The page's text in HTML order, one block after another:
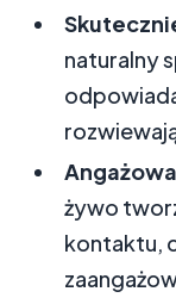
naturalny
żywo
kontaktu,